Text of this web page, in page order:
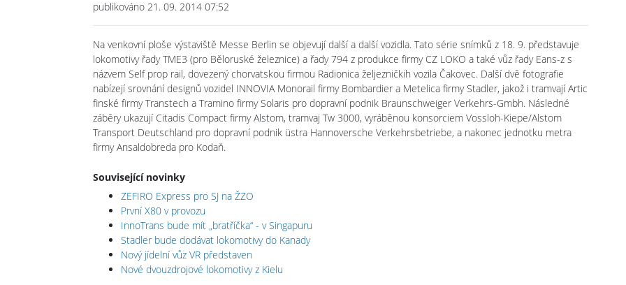
publikováno 21. 09. 2014 07:52
Na venkovní ploše výstaviště Messe Berlin se objevují další a další vozidla. Tato série snímků z 18. 9. představuje
lokomotivy řady TME3 (pro Běloruské železnice) a řady 794 z produkce firmy CZ LOKO a také vůz řady Eans-z s
názvem Self prop rail, dovezený chorvatskou firmou Radionica željezničkih vozila Čakovec. Další dvě fotografie
nabízejí srovnání designů vozidel INNOVIA Monorail firmy Bombardier a Metelica firmy Stadler, jakož i tramvají Artic
finské firmy Transtech a Tramino firmy Solaris pro dopravní podnik Braunschweiger Verkehrs-Gmbh. Následné
záběry ukazují Citadis Compact firmy Alstom, tramvaj Tw 3000, vyráběnou konsorciem Vossloh-Kiepe/Alstom
Transport Deutschland pro dopravní podnik üstra Hannoversche Verkehrsbetriebe, a nakonec jednotku metra
firmy Ansaldobreda pro Kodaň.
Související novinky
ZEFIRO Express pro SJ na ŽZO
První X80 v provozu
InnoTrans bude mít „bratříčka“ - v Singapuru
Stadler bude dodávat lokomotivy do Kanady
Nový jídelní vůz VR představen
Nové dvouzdrojové lokomotivy z Kielu